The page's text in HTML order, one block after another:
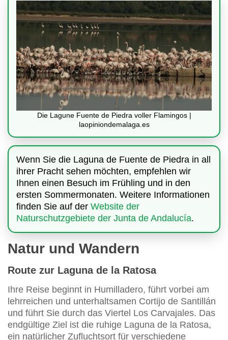
Die Lagune Fuente de Piedra voller Flamingos |
laopiniondemalaga.es
Wenn Sie die Laguna de Fuente de Piedra in all
ihrer Pracht sehen möchten, empfehlen wir
Ihnen einen Besuch im Frühling und in den
ersten Sommermonaten. Weitere Informationen
finden Sie auf der Website der
Naturschutzgebiete der Junta de Andalucía.
Natur und Wandern
Route zur Laguna de la Ratosa
Ihre Reise beginnt in Humilladero, führt vorbei am
lehrreichen und unterhaltsamen Cortijo de Santillán
und führt Sie durch das Viertel Los Carvajales. Das
endgültige Ziel ist die ruhige Laguna de la Ratosa,
ein natürlicher Zufluchtsort für verschiedene